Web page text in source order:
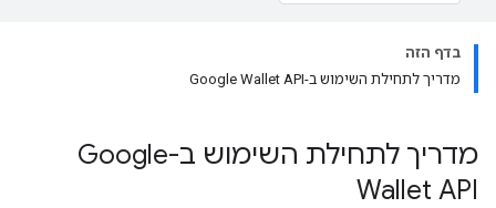
בדף הזה
מדריך לתחילת השימוש ב-Google Wallet API
מדריך לתחילת השימוש ב-Google
Wallet API